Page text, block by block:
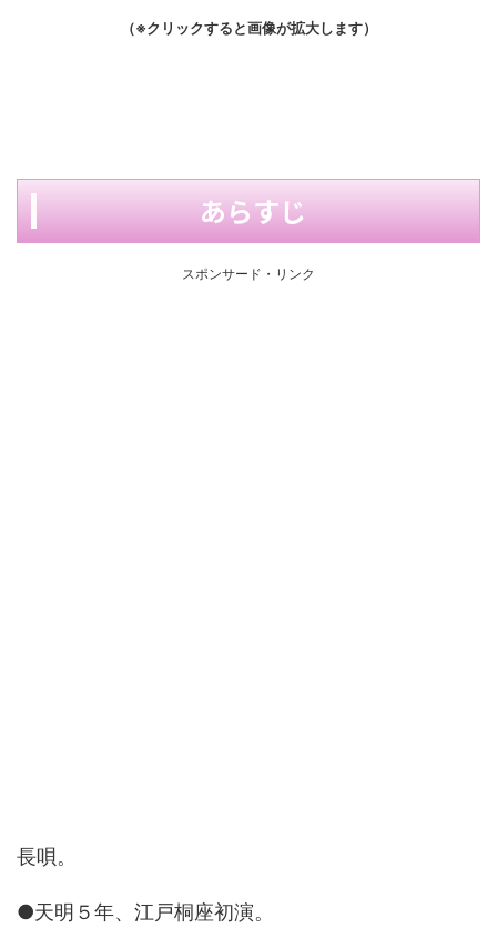
（※クリックすると画像が拡大します）
あらすじ
スポンサード・リンク
長唄。
●天明５年、江戸桐座初演。